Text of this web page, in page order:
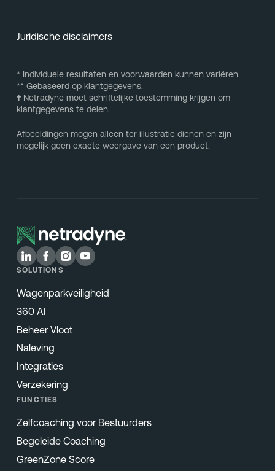
Juridische disclaimers
* Individuele resultaten en voorwaarden kunnen variëren.
** Gebaseerd op klantgegevens.
†Netradyne moet schriftelijke toestemming krijgen om
klantgegevens te delen.
Afbeeldingen mogen alleen ter illustratie dienen en zijn
mogelijk geen exacte weergave van een product.
SOLUTIONS
Wagenparkveiligheid
360 AI
Beheer Vloot
Naleving
Integraties
Verzekering
FUNCTIES
Zelfcoaching voor Bestuurders
Begeleide Coaching
GreenZone Score